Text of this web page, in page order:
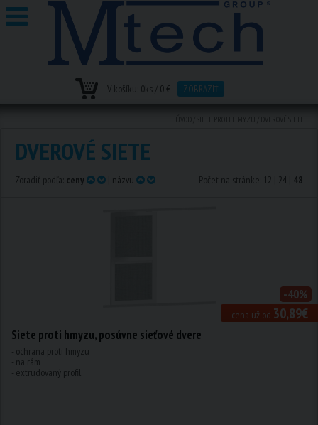
V košíku: 0ks / 0 € ZOBRAZIŤ
DVEROVÉ SIETE
Zoradiť podľa: ceny | názvu Počet na stránke: 12 | 24 | 48
cena už od 30,89€
-40%
Siete proti hmyzu, posúvne sieťové dvere
- ochrana proti hmyzu
- na rám
- extrudovaný profil